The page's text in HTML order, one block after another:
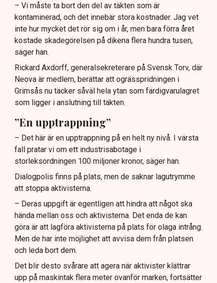
– Vi måste ta bort den del av täkten som är
kontaminerad, och det innebär stora kostnader. Jag vet
inte hur mycket det rör sig om i år, men bara förra året
kostade skadegörelsen på dikena flera hundra tusen,
säger han.
Rickard Axdorff, generalsekreterare på Svensk Torv, där
Neova är medlem, berättar att ogrässpridningen i
Grimsås nu täcker såväl hela ytan som färdigvarulagret
som ligger i anslutning till täkten.
”En upptrappning”
– Det här är en upptrappning på en helt ny nivå. I värsta
fall pratar vi om ett industrisabotage i
storleksordningen 100 miljoner kronor, säger han.
Dialogpolis finns på plats, men de saknar lagutrymme
att stoppa aktivisterna.
– Deras uppgift är egentligen att hindra att något ska
hända mellan oss och aktivisterna. Det enda de kan
göra är att lagföra aktivisterna på plats för olaga intrång.
Men de har inte möjlighet att avvisa dem från platsen
och leda bort dem.
Det blir desto svårare att agera när aktivister klättrar
upp på maskintak flera meter ovanför marken, fortsätter